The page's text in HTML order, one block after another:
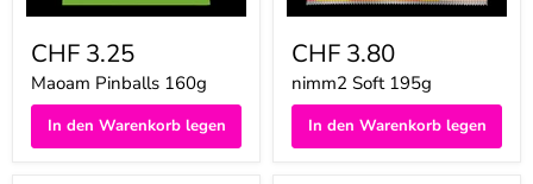
CHF 3.25
Maoam Pinballs 160g
In den Warenkorb legen
CHF 3.80
nimm2 Soft 195g
In den Warenkorb legen